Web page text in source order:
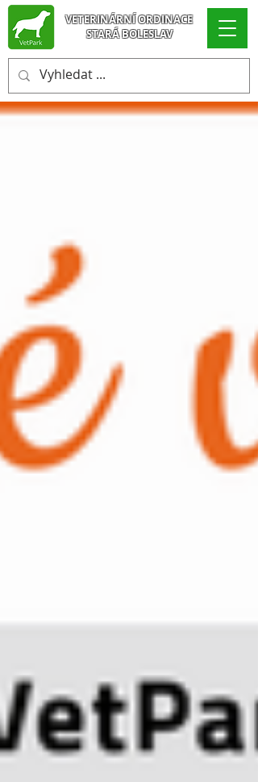
VETERINÁRNÍ ORDINACE
STARÁ BOLESLAV